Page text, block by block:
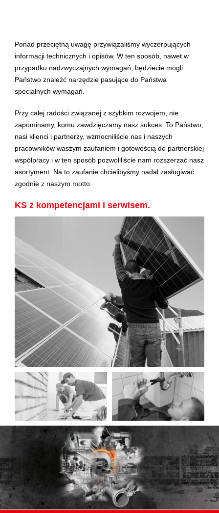
Ponad przeciętną uwagę przywiązaliśmy wyczerpujących
informacji technicznych i opisów. W ten sposób, nawet w
przypadku nadzwyczajnych wymagań, będziecie mogli
Państwo znaleźć narzędzie pasujące do Państwa
specjalnych wymagań.
Przy całej radości związanej z szybkim rozwojem, nie
zapominamy, komu zawdzięczamy nasz sukces. To Państwo,
nasi klienci i partnerzy, wzmocniliście nas i naszych
pracowników waszym zaufaniem i gotowością do partnerskiej
współpracy i w ten sposób pozwoliliście nam rozszerzać nasz
asortyment. Na to zaufanie chcielibyśmy nadal zasługiwać
zgodnie z naszym motto:
KS z kompetencjami i serwisem.